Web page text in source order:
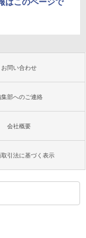
はこのページで
お問い合わせ
集部へのご連絡
会社概要
取引法に基づく表示